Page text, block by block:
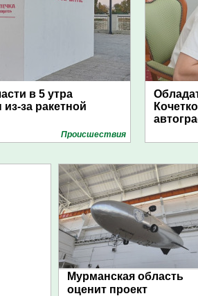
в 5 утра
за ракетной
Проиcшествия
Мурманская область
оценит проект